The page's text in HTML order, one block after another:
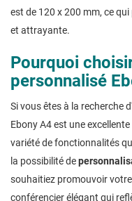
est de 120 x 200 mm, ce
et attrayante.
Pourquoi
personnalisé
Si vous êtes à la recherche
Ebony A4 est une
variété de fonctionnalités
la possibilité de
souhaitiez promouvoir
conférencier élégant qui